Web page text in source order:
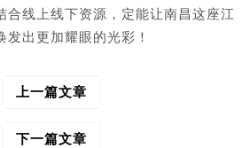
合线上线下资源，定能让南昌这座江
出更加耀眼的光彩！
上一篇文章
下一篇文章